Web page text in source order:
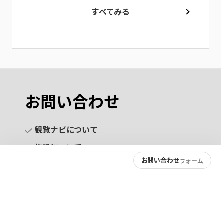
お問い合わせフォーム
すべてみる
お問い合わせ
観覧ナビについて
施設について